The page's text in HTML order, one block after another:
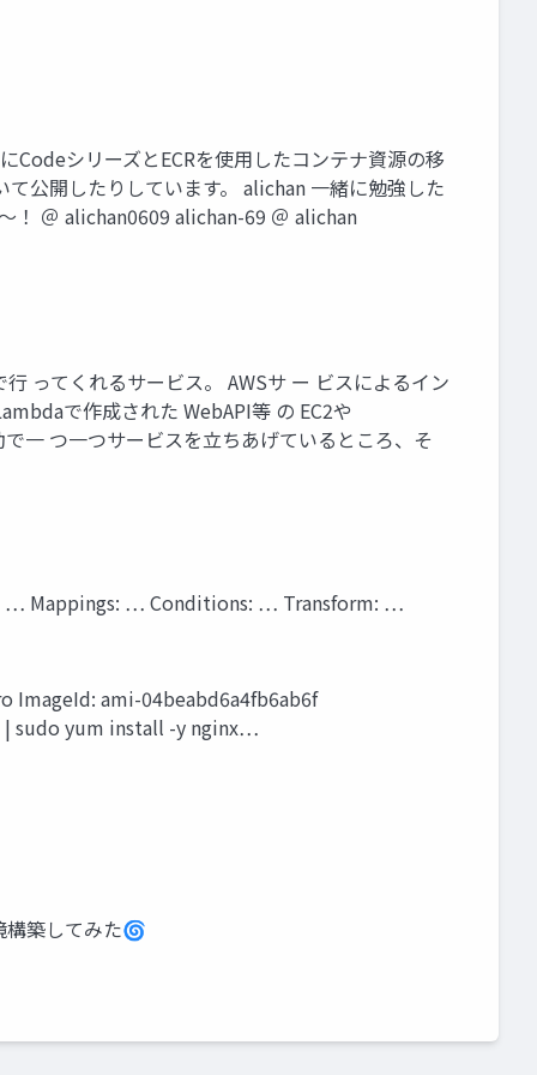
シリーズとECRを使用したコンテナ資源の移
公開したりしています。 alichan 一緒に勉強した
！ ＠ alichan0609 alichan-69 ＠ alichan
ってくれるサービス。 AWSサ ー ビスによるイン
で作成された WebAPI等 の EC2や
一 つ一つサービスを立ちあげているところ、そ
… Mappings: … Conditions: … Transform: …
ImageId: ami-04beabd6a4fb6ab6f
| sudo yum install -y nginx…
構築してみた🌀